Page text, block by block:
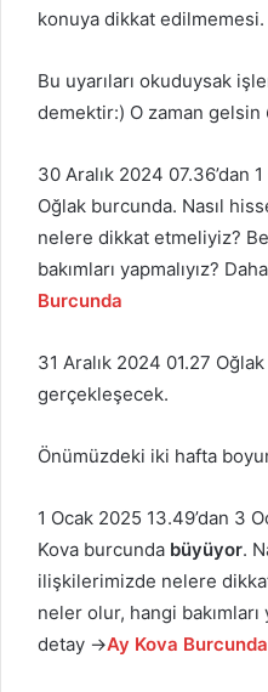
konuya dikkat edilmemesi.
Bu uyarıları okuduysak
demektir:) O zaman gelsin
30 Aralık 2024 07.36’dan
Oğlak burcunda. Nasıl
nelere dikkat etmeliyiz?
bakımları yapmalıyız?
Burcunda
31 Aralık 2024 01.27
gerçekleşecek.
Önümüzdeki iki hafta
1 Ocak 2025 13.49’dan 3
Kova burcunda büyüyor.
ilişkilerimizde nelere
neler olur, hangi bakımları
detay →Ay Kova Burcunda